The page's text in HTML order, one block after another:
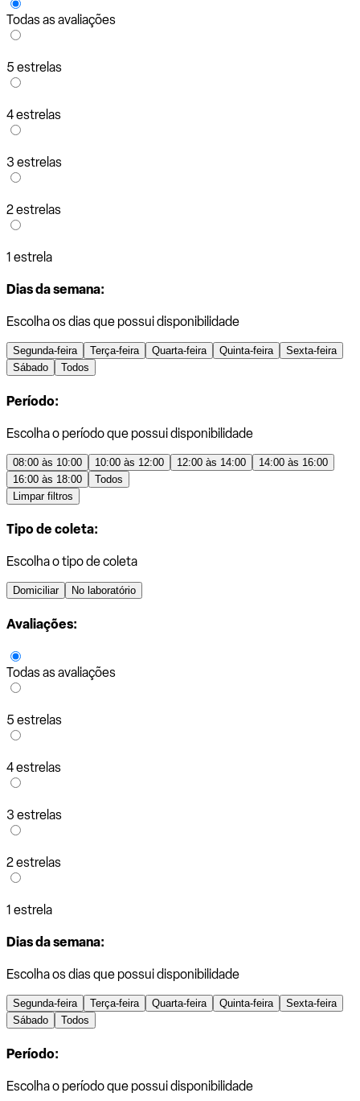
Todas as avaliações
5 estrelas
4 estrelas
3 estrelas
2 estrelas
1 estrela
Dias da semana:
Escolha os dias que possui disponibilidade
Segunda-feira Terça-feira Quarta-feira Quinta-feira
Sexta-feira
Sábado
Todos
Período:
Escolha o período que possui disponibilidade
08:00 às 10:00 10:00 às 12:00 12:00 às 14:00
14:00 às 16:00
16:00 às 18:00
Todos
Limpar filtros
Tipo de coleta:
Escolha o tipo de coleta
Domiciliar No laboratório
Avaliações:
Todas as avaliações
5 estrelas
4 estrelas
3 estrelas
2 estrelas
1 estrela
Dias da semana:
Escolha os dias que possui disponibilidade
Segunda-feira Terça-feira Quarta-feira Quinta-feira
Sexta-feira
Sábado
Todos
Período:
Escolha o período que possui disponibilidade